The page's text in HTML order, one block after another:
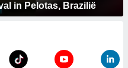
in Pelotas, Brazilië